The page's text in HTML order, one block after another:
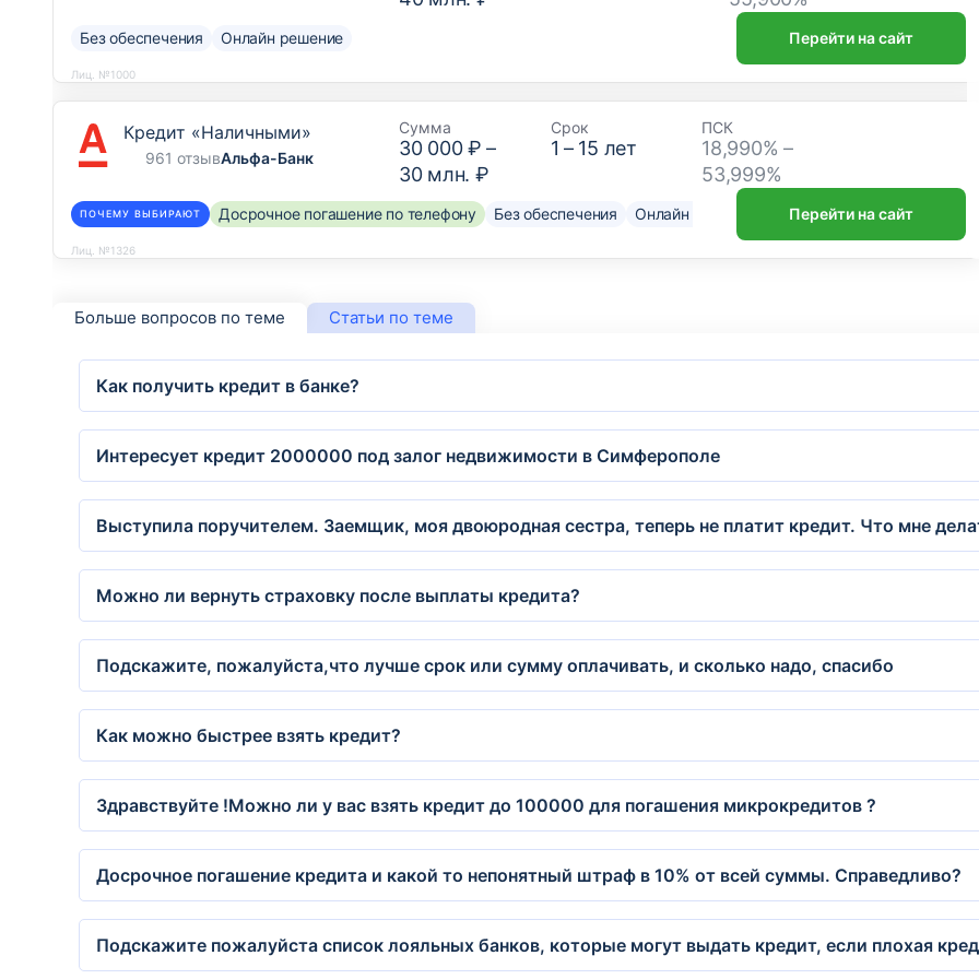
Без обеспечения Онлайн решение Перейти на сайт
Лиц. №1000
Кредит «Наличными»
961 отзывАльфа-Банк
Сумма
30 000 ₽ –
30 млн. ₽
Срок
1 – 15 лет
ПСК
18,990% –
53,999%
ПОЧЕМУ ВЫБИРАЮТ Досрочное погашение по телефону Без обеспечения Онлайн решение Нужен только паспорт
Перейти на сайт
Лиц. №1326
Больше вопросов по теме Статьи по теме
Как получить кредит в банке?
Интересует кредит 2000000 под залог недвижимости в Симферополе
Выступила поручителем. Заемщик, моя двоюродная сестра, теперь не платит кредит. Что мне
Можно ли вернуть страховку после выплаты кредита?
Подскажите, пожалуйста,что лучше срок или сумму оплачивать, и сколько надо, спасибо
Как можно быстрее взять кредит?
Здравствуйте !Можно ли у вас взять кредит до 100000 для погашения микрокредитов ?
Досрочное погашение кредита и какой то непонятный штраф в 10% от всей суммы. Справедливо?
Подскажите пожалуйста список лояльных банков, которые могут выдать кредит, если плохая